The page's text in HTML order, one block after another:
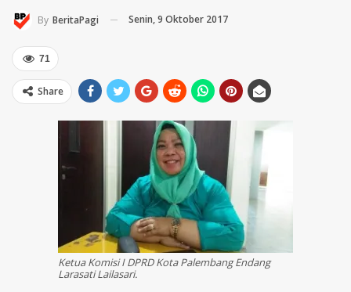
By BeritaPagi Senin, 9 Oktober 2017
71
Share
Ketua Komisi I DPRD Kota Palembang Endang
Larasati Lailasari.